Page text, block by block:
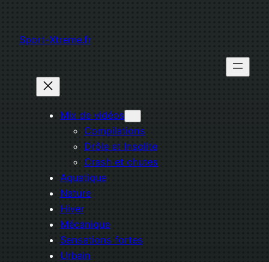
contenu
Sport-Xtreme.fr
Mix de vidéos
Compilations
Drôle et Insolite
Crash et chutes
Aquatique
Nature
Hiver
Mécanique
Sensations fortes
Urbain